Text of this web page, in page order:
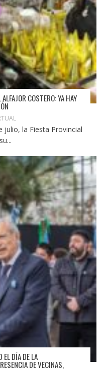
COSTERO: YA HAY
julio, la Fiesta Provincial
EL DÍA DE LA
DE VECINAS,